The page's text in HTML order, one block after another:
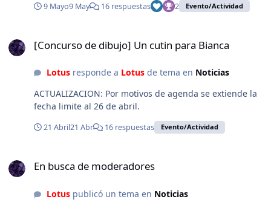
9 Mayo9 May 16 respuestas 2 Evento/Actividad
[Concurso de dibujo] Un cutin para Bianca
Lotusresponde a Lotusde tema en Noticias
ACTUALIZACION: Por motivos de agenda se extiende la
fecha limite al 26 de abril.
21 Abril21 Abr 16 respuestas Evento/Actividad
En busca de moderadores
Lotuspublicó un tema en Noticias